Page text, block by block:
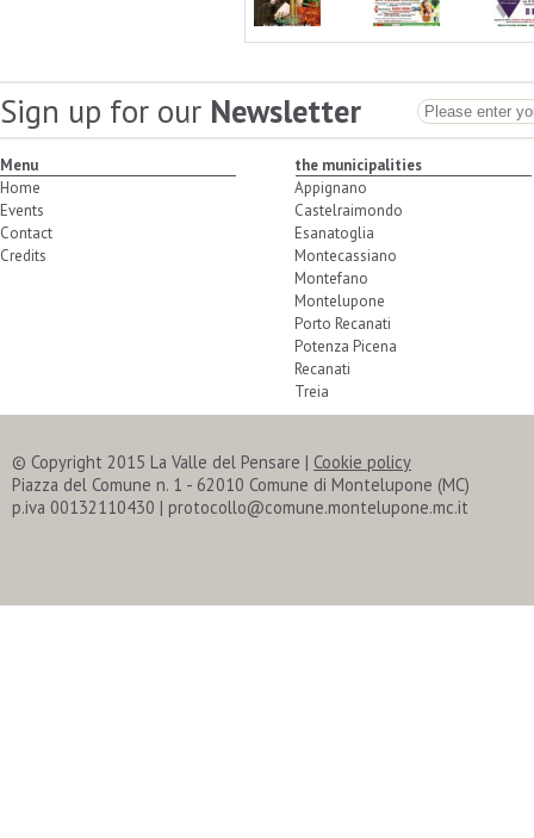
Sign up for our Newsletter
Menu
Home
Events
Contact
Credits
the municipalities
Appignano
Castelraimondo
Esanatoglia
Montecassiano
Montefano
Montelupone
Porto Recanati
Potenza Picena
Recanati
Treia
© Copyright 2015 La Valle del Pensare | Cookie policy
Piazza del Comune n. 1 - 62010 Comune di Montelupone (MC)
p.iva 00132110430 | protocollo@comune.montelupone.mc.it